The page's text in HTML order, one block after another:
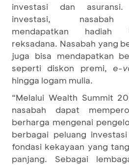
investasi dan
investasi, nasabah
mendapatkan hadiah
reksadana. Nasabah yang
juga bisa mendapatkan
seperti diskon premi, e-
hingga logam mulia.
“Melalui Wealth Summit
nasabah dapat
berharga mengenai
berbagai peluang
fondasi kekayaan yang
panjang. Sebagai